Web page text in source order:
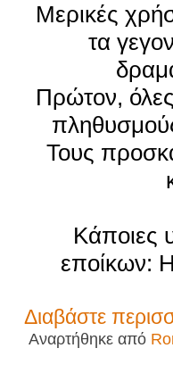
Μερικές
τα
Πρώτον,
Τους
Κάποιες
εποίκων:
Διαβάστε
Αναρτήθηκε από